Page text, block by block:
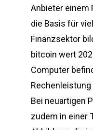
Anbieter einem
die Basis für
Finanzsektor
bitcoin wert
Computer
Bei neuartigen
zudem in einer